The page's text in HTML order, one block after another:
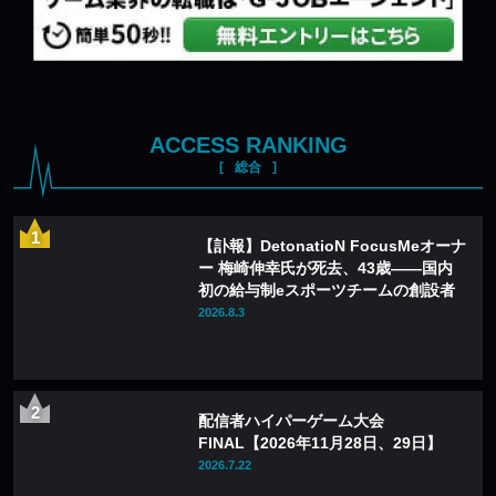
ACCESS RANKING
総合
【訃報】DetonatioN FocusMeオーナ
ー 梅崎伸幸氏が死去、43歳——国内
初の給与制eスポーツチームの創設者
2026.8.3
配信者ハイパーゲーム大会
FINAL【2026年11月28日、29日】
2026.7.22